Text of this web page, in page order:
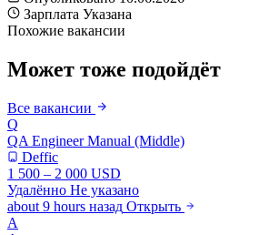
Зарплата Указана
Похожие вакансии
Может тоже подойдёт
Все вакансии
Q
QA Engineer Manual (Middle)
Deffic
1 500 – 2 000 USD
Удалённо Не указано
about 9 hours назад Открыть
А